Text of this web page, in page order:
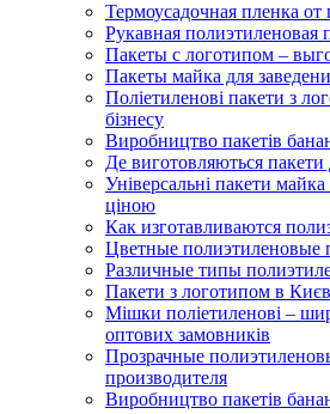
Термоусадочная пленка от
Рукавная полиэтиленовая
Пакеты с логотипом –
Пакеты майка для
Поліетиленові пакети з
бізнесу
Виробництво пакетів
Де виготовляються
Універсальні пакети
ціною
Как изготавливаются
Цветные полиэтиленовые
Различные типы
Пакети з логотипом в
Мішки поліетиленові –
оптових замовників
Прозрачные
производителя
Виробництво пакетів